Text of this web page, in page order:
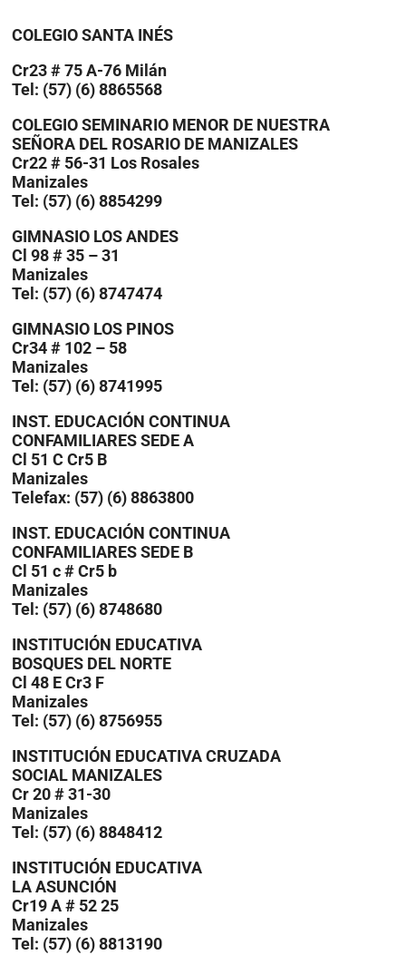
COLEGIO SANTA INÉS
Cr23 # 75 A-76 Milán
Tel: (57) (6) 8865568
COLEGIO SEMINARIO MENOR DE NUESTRA
SEÑORA DEL ROSARIO DE MANIZALES
Cr22 # 56-31 Los Rosales
Manizales
Tel: (57) (6) 8854299
GIMNASIO LOS ANDES
Cl 98 # 35 – 31
Manizales
Tel: (57) (6) 8747474
GIMNASIO LOS PINOS
Cr34 # 102 – 58
Manizales
Tel: (57) (6) 8741995
INST. EDUCACIÓN CONTINUA
CONFAMILIARES SEDE A
Cl 51 C Cr5 B
Manizales
Telefax: (57) (6) 8863800
INST. EDUCACIÓN CONTINUA
CONFAMILIARES SEDE B
Cl 51 c # Cr5 b
Manizales
Tel: (57) (6) 8748680
INSTITUCIÓN EDUCATIVA
BOSQUES DEL NORTE
Cl 48 E Cr3 F
Manizales
Tel: (57) (6) 8756955
INSTITUCIÓN EDUCATIVA CRUZADA
SOCIAL MANIZALES
Cr 20 # 31-30
Manizales
Tel: (57) (6) 8848412
INSTITUCIÓN EDUCATIVA
LA ASUNCIÓN
Cr19 A # 52 25
Manizales
Tel: (57) (6) 8813190